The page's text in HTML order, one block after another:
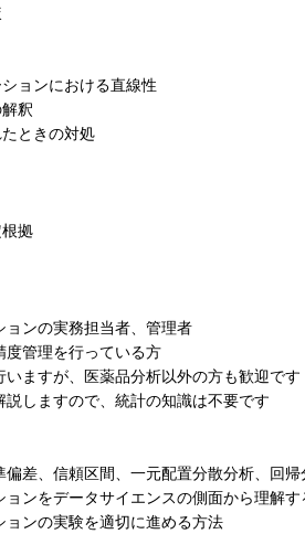
ョンにおける直線性
釈
ときの対処
拠
ョンの実務担当者、管理者
度管理を行っている方
いますが、医薬品分析以外の方も歓迎です
説しますので、統計の知識は不要です
偏差、信頼区間、一元配置分散分析、回
ョンをデータサイエンスの側面から理解
ョンの実験を適切に進める方法